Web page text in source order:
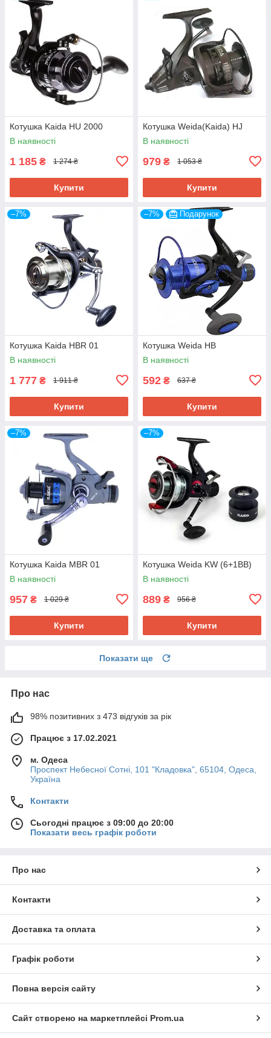
Котушка Kaida HU 2000
В наявності
1 185 ₴ 1 274 ₴
Купити
Котушка Weida(Kaida) HJ
В наявності
979 ₴ 1 053 ₴
Купити
–7%
Котушка Kaida HBR 01
В наявності
1 777 ₴ 1 911 ₴
Купити
–7% Подарунок
Котушка Weida HB
В наявності
592 ₴ 637 ₴
Купити
–7%
Котушка Kaida MBR 01
В наявності
957 ₴ 1 029 ₴
Купити
–7%
Котушка Weida KW (6+1BB)
В наявності
889 ₴ 956 ₴
Купити
Показати ще
Про нас
98% позитивних з 473 відгуків за рік
Працює з 17.02.2021
м. Одеса
Проспект Небесної Сотні, 101 "Кладовка", 65104, Одеса,
Україна
Контакти
Сьогодні працює з 09:00 до 20:00
Показати весь графік роботи
Про нас
Контакти
Доставка та оплата
Графік роботи
Повна версія сайту
Сайт створено на маркетплейсі Prom.ua